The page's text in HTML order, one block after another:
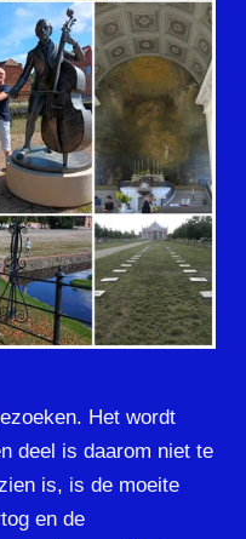
Het wordt
deel is daarom niet te
is, is de moeite
en de